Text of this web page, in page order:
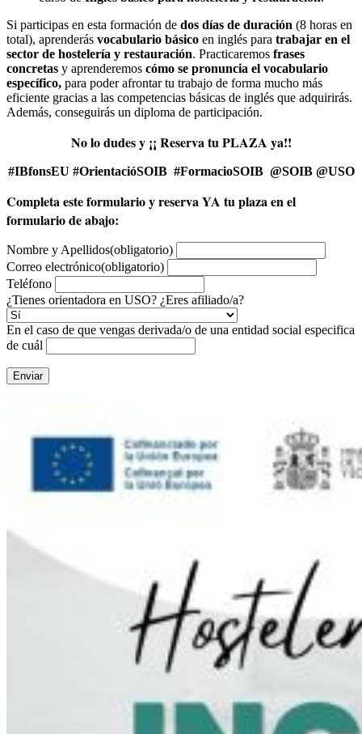
Si participas en esta formación de dos días de duración (8 horas en
total), aprenderás vocabulario básico en inglés para trabajar en el
sector de hostelería y restauración. Practicaremos frases
concretas y aprenderemos cómo se pronuncia el vocabulario
específico, para poder afrontar tu trabajo de forma mucho más
eficiente gracias a las competencias básicas de inglés que adquirirás.
Además, conseguirás un diploma de participación.
No lo dudes y ¡¡ Reserva tu PLAZA ya!!
#IBfonsEU #OrientacióSOIB #FormacioSOIB @SOIB @USO
Completa este formulario y reserva YA tu plaza en el
formulario de abajo:
Nombre y Apellidos(obligatorio)
Correo electrónico(obligatorio)
Teléfono
¿Tienes orientadora en USO? ¿Eres afiliado/a?
En el caso de que vengas derivada/o de una entidad social especifica
de cuál
Enviar